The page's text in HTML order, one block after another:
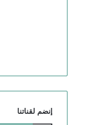
إنضم لقناتنا